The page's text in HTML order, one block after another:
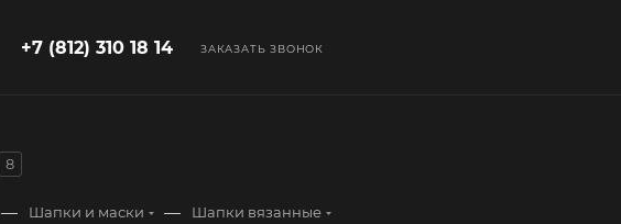
+7 (812) 310 18 14 ЗАКАЗАТЬ ЗВОНОК
8
— Шапки и маски — Шапки вязанные